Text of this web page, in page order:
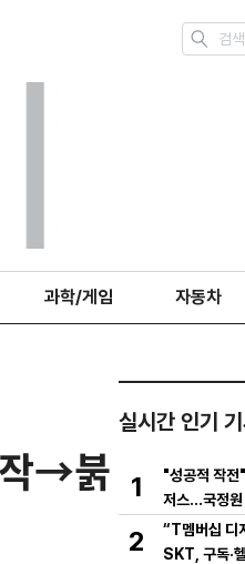
과학/게임 자동차
→붉
실시간 인기
1
"성공적 작전
저스…국정원
면 충돌
2
“T멤버십 디
SKT, 구독·